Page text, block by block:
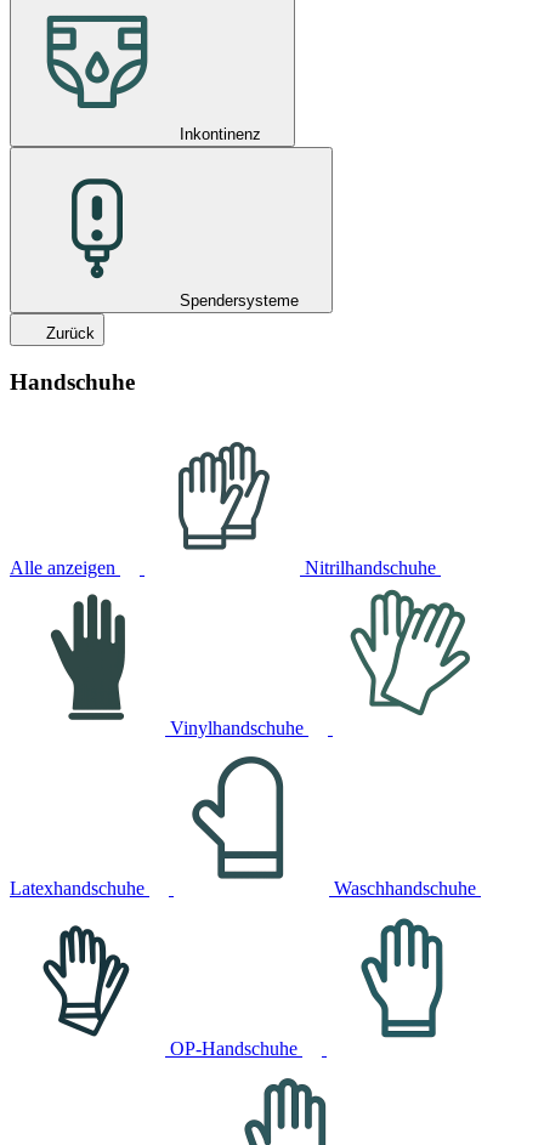
Inkontinenz
Spendersysteme
Zurück
Handschuhe
Alle anzeigen Nitrilhandschuhe
Vinylhandschuhe
Latexhandschuhe Waschhandschuhe
OP-Handschuhe